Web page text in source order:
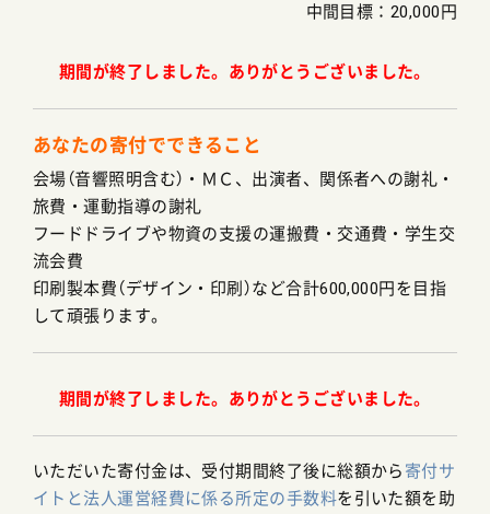
中間目標：20,000円
期間が終了しました。ありがとうございました。
あなたの寄付でできること
会場（音響照明含む）・ＭＣ、出演者、関係者への謝礼・
旅費・運動指導の謝礼
フードドライブや物資の支援の運搬費・交通費・学生交
流会費
印刷製本費（デザイン・印刷）など合計600,000円を目指
して頑張ります。
期間が終了しました。ありがとうございました。
いただいた寄付金は、受付期間終了後に総額から 寄付サ
イトと法人運営経費に係る所定の手数料を引いた額を助